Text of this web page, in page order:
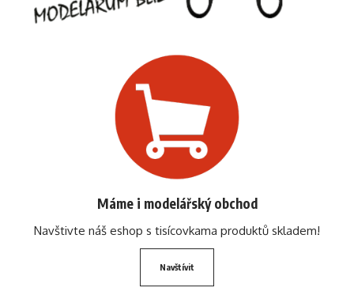
Máme i modelářský obchod
Navštivte náš eshop s tisícovkama produktů skladem!
Navštívit